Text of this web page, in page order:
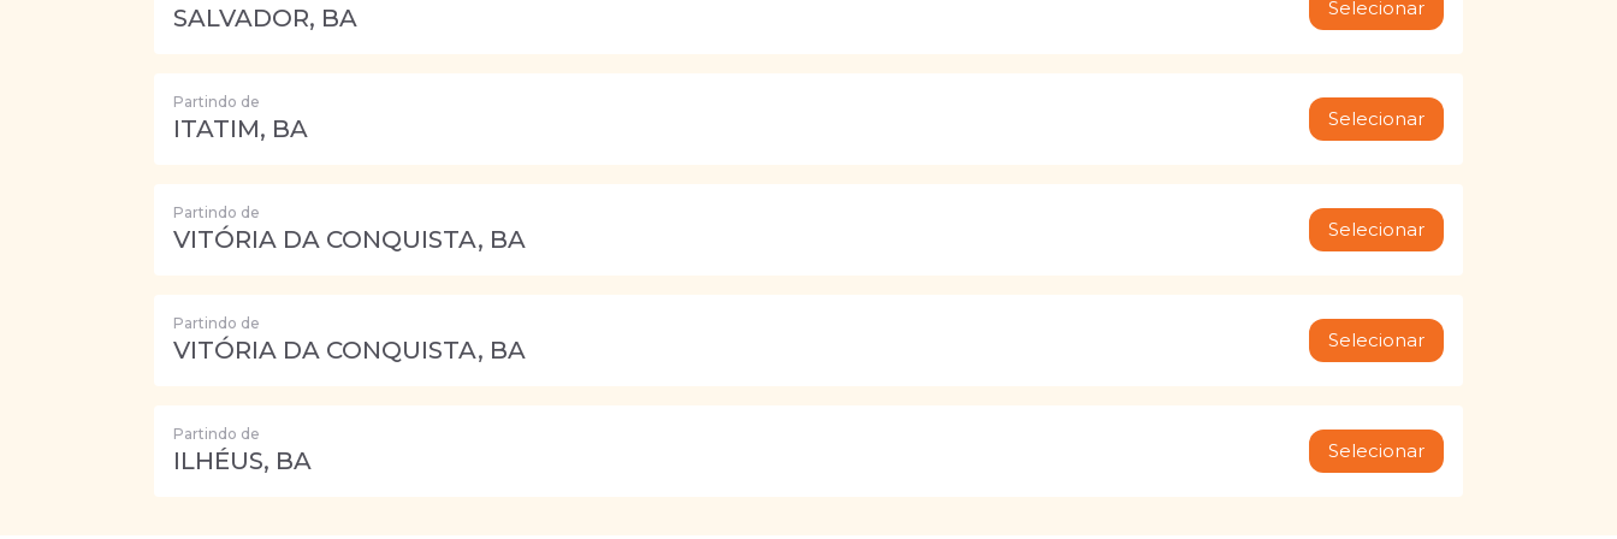
SALVADOR, BA Selecionar
Partindo de
ITATIM, BA Selecionar
Partindo de
VITÓRIA DA CONQUISTA, BA Selecionar
Partindo de
VITÓRIA DA CONQUISTA, BA Selecionar
Partindo de
ILHÉUS, BA Selecionar